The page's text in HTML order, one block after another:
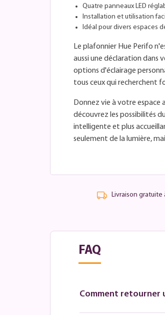
Quatre panneaux LED
Installation et utilisation
Idéal pour divers espaces
Le plafonnier Hue Perifo
aussi une déclaration dans
options d'éclairage
tous ceux qui recherchent
Donnez vie à votre espace
découvrez les possibilités
intelligente et plus
seulement de la lumière,
Livraison gratuite
FAQ
Comment retourner